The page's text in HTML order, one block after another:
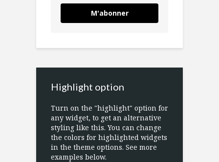
M'abonner
Highlight option
Turn on the "highlight" option for
any widget, to get an alternative
styling like this. You can change
the colors for highlighted widgets
in the theme options. See more
examples below.